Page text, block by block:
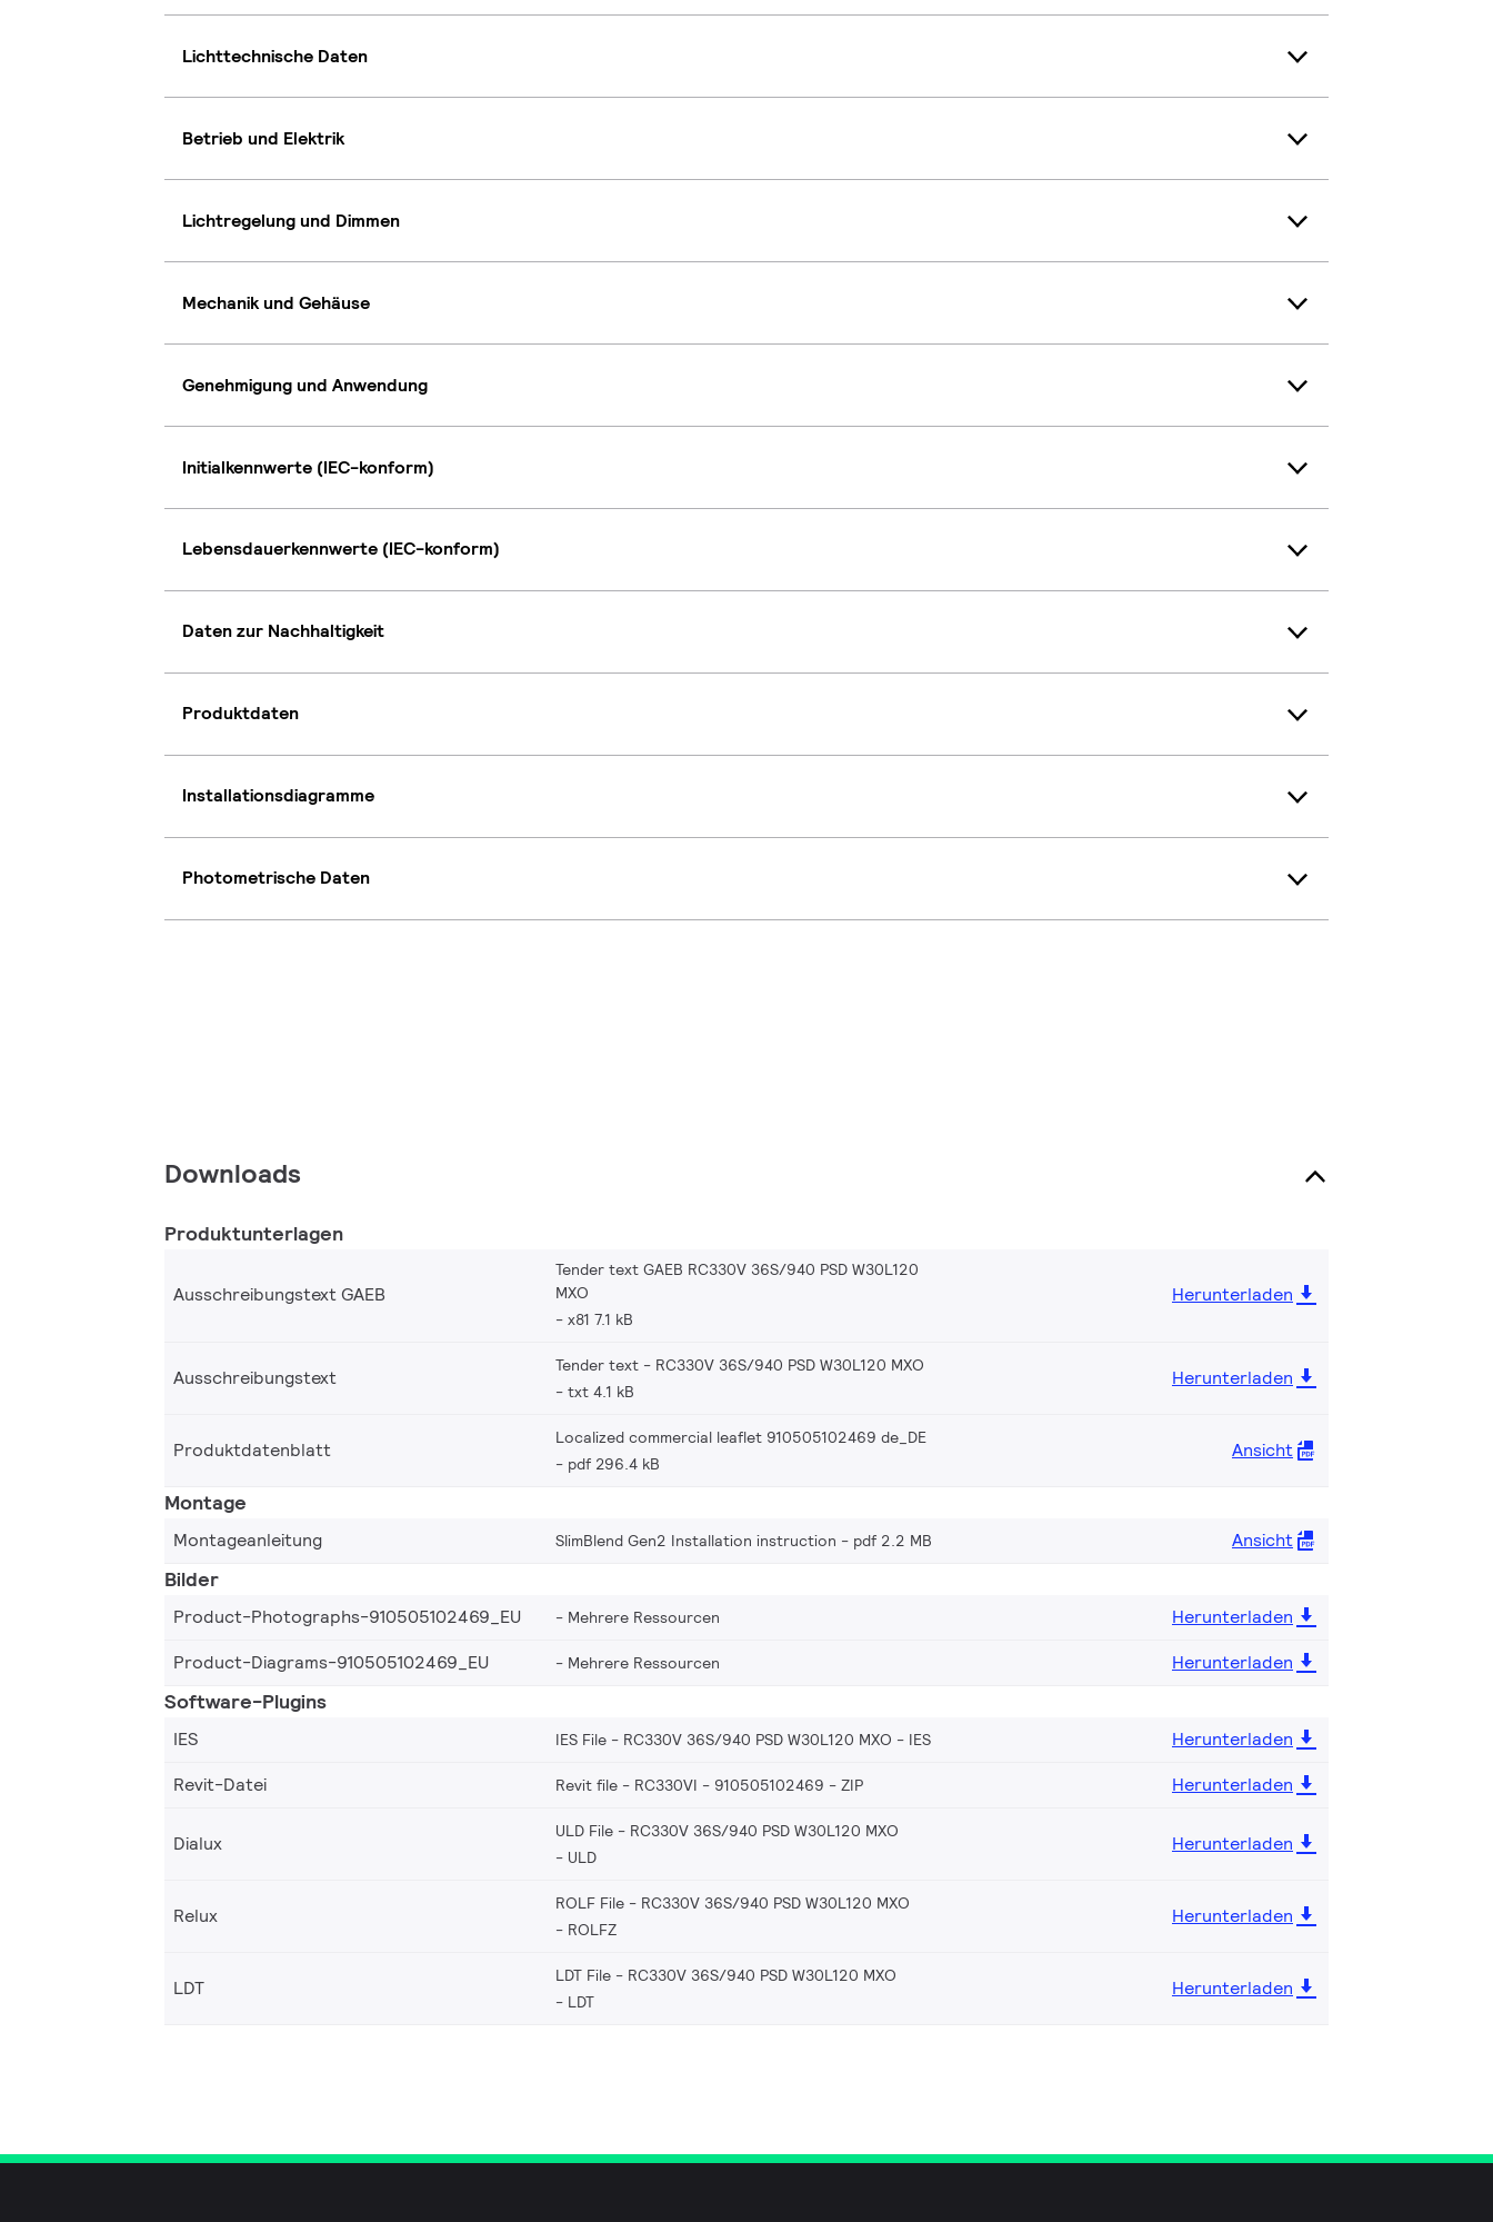
Lichttechnische Daten
Betrieb und Elektrik
Lichtregelung und Dimmen
Mechanik und Gehäuse
Genehmigung und Anwendung
Initialkennwerte (IEC-konform)
Lebensdauerkennwerte (IEC-konform)
Daten zur Nachhaltigkeit
Produktdaten
Installationsdiagramme
Photometrische Daten
Downloads
Produktunterlagen
Ausschreibungstext GAEB
Tender text GAEB RC330V 36S/940 PSD W30L120
MXO
x81 7.1 kB
Herunterladen
Ausschreibungstext
Tender text - RC330V 36S/940 PSD W30L120 MXO
txt 4.1 kB
Herunterladen
Produktdatenblatt
Localized commercial leaflet 910505102469 de_DE
pdf 296.4 kB
Ansicht
Montage
Montageanleitung SlimBlend Gen2 Installation instruction pdf 2.2 MB Ansicht
Bilder
Product-Photographs-910505102469_EU Mehrere Ressourcen
Herunterladen
Product-Diagrams-910505102469_EU
Mehrere Ressourcen Herunterladen
Software-Plugins
IES IES File - RC330V 36S/940 PSD W30L120 MXO IES
Herunterladen
Revit-Datei
Revit file - RC330VI - 910505102469 ZIP Herunterladen
Dialux
ULD File - RC330V 36S/940 PSD W30L120 MXO
ULD
Herunterladen
Relux
ROLF File - RC330V 36S/940 PSD W30L120 MXO
ROLFZ
Herunterladen
LDT
LDT File - RC330V 36S/940 PSD W30L120 MXO
LDT
Herunterladen